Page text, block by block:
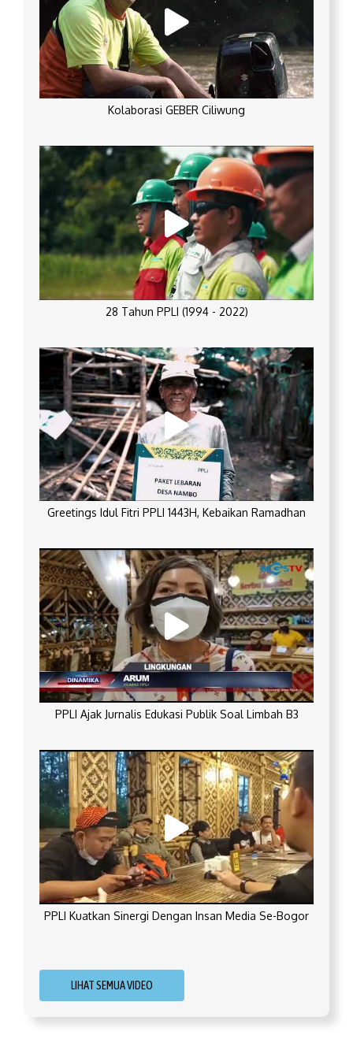
Kolaborasi GEBER Ciliwung
28 Tahun PPLI (1994 - 2022)
Greetings Idul Fitri PPLI 1443H, Kebaikan Ramadhan
PPLI Ajak Jurnalis Edukasi Publik Soal Limbah B3
PPLI Kuatkan Sinergi Dengan Insan Media Se-Bogor
LIHAT SEMUA VIDEO